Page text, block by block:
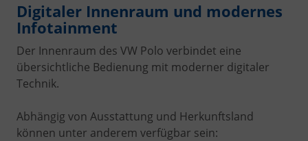
Digitaler Innenraum und modernes
Infotainment
Der Innenraum des VW Polo verbindet eine
übersichtliche Bedienung mit moderner digitaler
Technik.
Abhängig von Ausstattung und Herkunftsland
können unter anderem verfügbar sein: